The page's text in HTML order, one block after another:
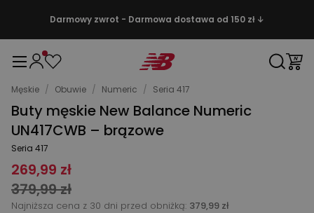
Darmowy zwrot - Darmowa dostawa od 150 zł ↓
Męskie / Obuwie / Numeric / Seria 417
Buty męskie New Balance Numeric
UN417CWB – brązowe
Seria 417
269,99 zł
379,99 zł
Najniższa cena z 30 dni przed obniżką: 379,99 zł